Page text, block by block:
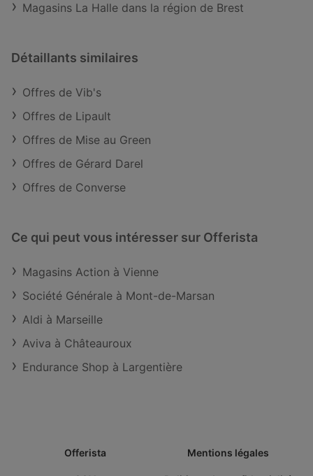
Magasins La Halle dans la région de Brest
Détaillants similaires
Offres de Vib's
Offres de Lipault
Offres de Mise au Green
Offres de Gérard Darel
Offres de Converse
Ce qui peut vous intéresser sur Offerista
Magasins Action à Vienne
Société Générale à Mont-de-Marsan
Aldi à Marseille
Aviva à Châteauroux
Endurance Shop à Largentière
Offerista Mentions légales